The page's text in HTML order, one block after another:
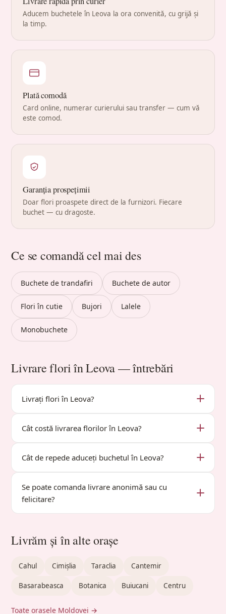
Aducem buchetele în Leova la ora convenită, cu grijă și
la timp.
Plată comodă
Card online, numerar curierului sau transfer — cum vă
este comod.
Garanția prospețimii
Doar flori proaspete direct de la furnizori. Fiecare
buchet — cu dragoste.
Ce se comandă cel mai des
Buchete de trandafiri Buchete de autor
Flori în cutie Bujori Lalele
Monobuchete
Livrare flori în Leova — întrebări
Livrați flori în Leova?
Cât costă livrarea florilor în Leova?
Cât de repede aduceți buchetul în Leova?
Se poate comanda livrare anonimă sau cu
felicitare?
Livrăm și în alte orașe
Cahul Cimișlia Taraclia Cantemir
Basarabeasca Botanica Buiucani Centru
Toate orașele Moldovei →